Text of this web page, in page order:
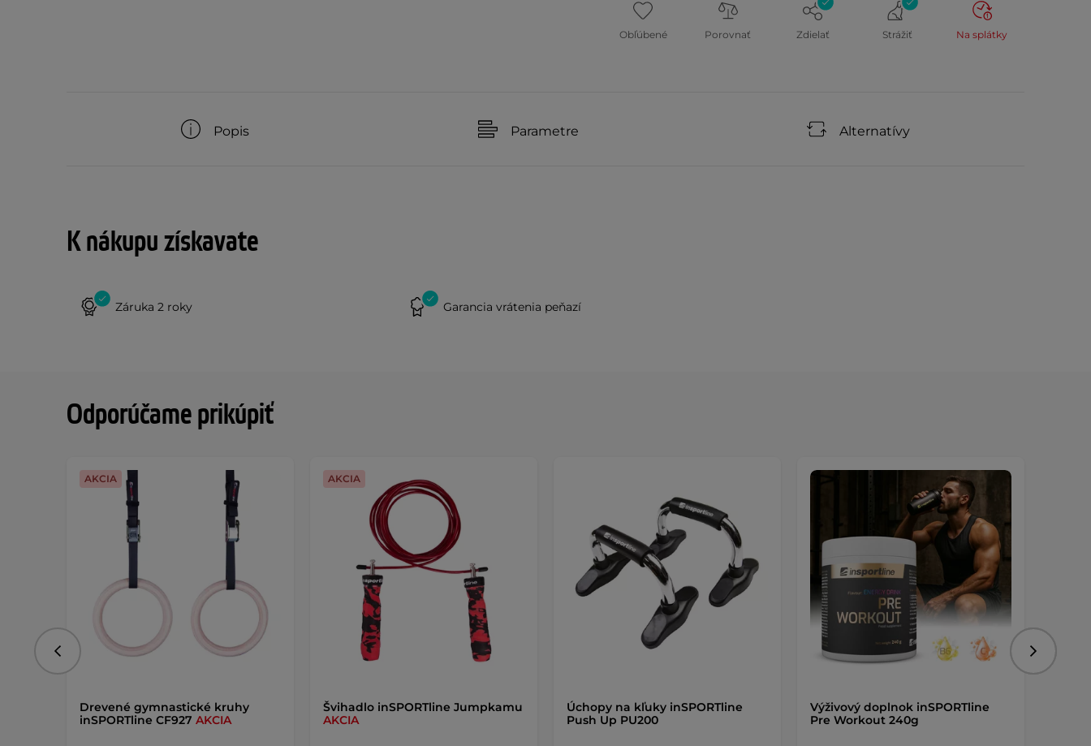
Obľúbené Porovnať Zdielať Strážiť Na splátky
Popis Parametre Alternatívy
K nákupu získavate
Záruka 2 roky Garancia vrátenia peňazí
Odporúčame prikúpiť
Drevené gymnastické kruhy
inSPORTline CF927 AKCIA
AKCIA
Švihadlo inSPORTline Jumpkamu
AKCIA
AKCIA
Úchopy na kľuky inSPORTline
Push Up PU200
Výživový doplnok inSPORTline
Pre Workout 240g
Predchádzajúce